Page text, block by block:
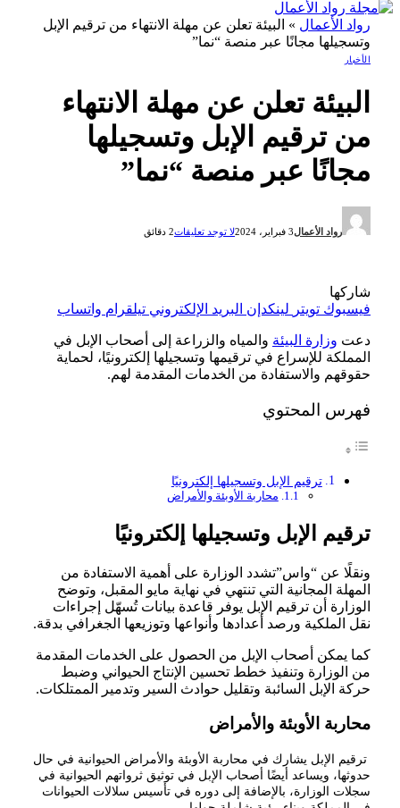
رواد الأعمال» البيئة تعلن عن مهلة الانتهاء من ترقيم الإبل
وتسجيلها مجانًا عبر منصة “نما”
الأخبار
البيئة تعلن عن مهلة الانتهاء
من ترقيم الإبل وتسجيلها
مجانًا عبر منصة “نما”
رواد الأعمال3 فبراير، 2024 لا توجد تعليقات2 دقائق
شاركها
فيسبوك تويتر لينكدإن البريد الإلكتروني تيلقرام واتساب
دعت وزارة البيئةوالمياه والزراعة إلى أصحاب الإبل في
المملكة للإسراع في ترقيمها وتسجيلها إلكترونيًا، لحماية
حقوقهم والاستفادة من الخدمات المقدمة لهم.
فهرس المحتوي
ترقيم الإبل وتسجيلها إلكترونيًا
محاربة الأوبئة والأمراض
ترقيم الإبل وتسجيلها إلكترونيًا
ونقلًا عن “واس”تشدد الوزارة على أهمية الاستفادة من
المهلة المجانية التي تنتهي في نهاية مايو المقبل، وتوضح
الوزارة أن ترقيم الإبل يوفر قاعدة بيانات تُسهّل إجراءات
نقل الملكية ورصد أعدادها وأنواعها وتوزيعها الجغرافي بدقة.
كما يمكن أصحاب الإبل من الحصول على الخدمات المقدمة
من الوزارة وتنفيذ خطط تحسين الإنتاج الحيواني وضبط
حركة الإبل السائبة وتقليل حوادث السير وتدمير الممتلكات.
محاربة الأوبئة والأمراض
ترقيم الإبل يشارك في محاربة الأوبئة والأمراض الحيوانية في حال
حدوثها، ويساعد أيضًا أصحاب الإبل في توثيق ثرواتهم الحيوانية في
سجلات الوزارة، بالإضافة إلى دوره في تأسيس سلالات الحيوانات